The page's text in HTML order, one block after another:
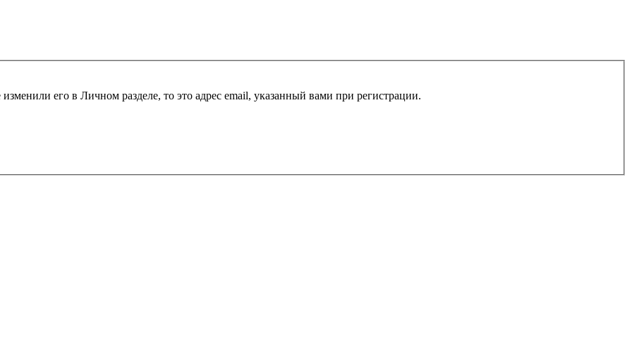
его в Личном разделе, то это адрес email, указанный вами при регистрации.